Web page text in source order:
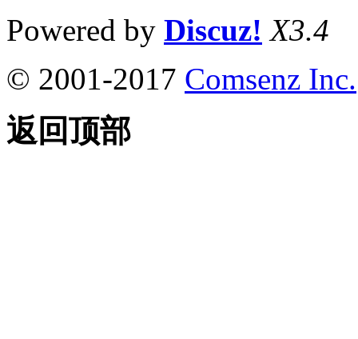
Powered by Discuz! X3.4
© 2001-2017 Comsenz Inc.
返回顶部